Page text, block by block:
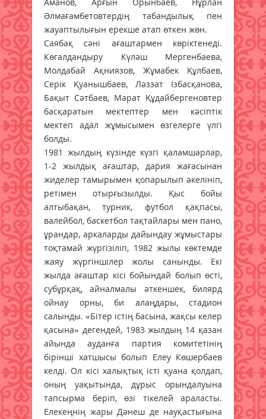
Әлмағамбетовтердің табандылық пен
жауаптылығын ерекше атап өткен жөн.
Саябақ сәні ағаштармен көріктенеді.
Көгалдандыру Күләш Мергенбаева,
Молдабай Ақниязов, Жұмабек Құлбаев,
Серік Қуанышбаев, Ләззат Ізбасқанова,
Бақыт Сәтбаев, Марат Құдайбергеновтер
басқаратын мектептер мен кәсіптік
мектеп адал жұмысымен өзгелерге үлгі
болды.
1981 жылдың күзінде күзгі қаламшарлар,
1-2 жылдық ағаштар, дария жағасынан
жиделер тамырымен қопарылып әкелініп,
ретімен отырғызылды. Қыс бойы
алтыбақан, турник, футбол қақпасы,
валейбол, баскетбол тақтайлары мен пано,
ұрандар, аркаларды дайындау жұмыстары
тоқтамай жүргізіліп, 1982 жылы көктемде
жаяу жүргіншілер жолы санынды. Екі
жылда ағаштар кісі бойындай болып өсті,
субұрқақ, айналмалы әткеншек, билярд
ойнау орны, би алаңдары, стадион
салынды. «Бітер істің басына, жақсы келер
қасына» дегендей, 1983 жылдың 14 қазан
айында ауданға партия комитетінің
бірінші хатшысы болып Елеу Көшербаев
келді. Ол кісі халықтық істі қуана қолдап,
оның уақытында, дұрыс орындалуына
тапсырма беріп, өзі тікелей араласты.
Елекеңнің жары Дәнеш де науқастығына